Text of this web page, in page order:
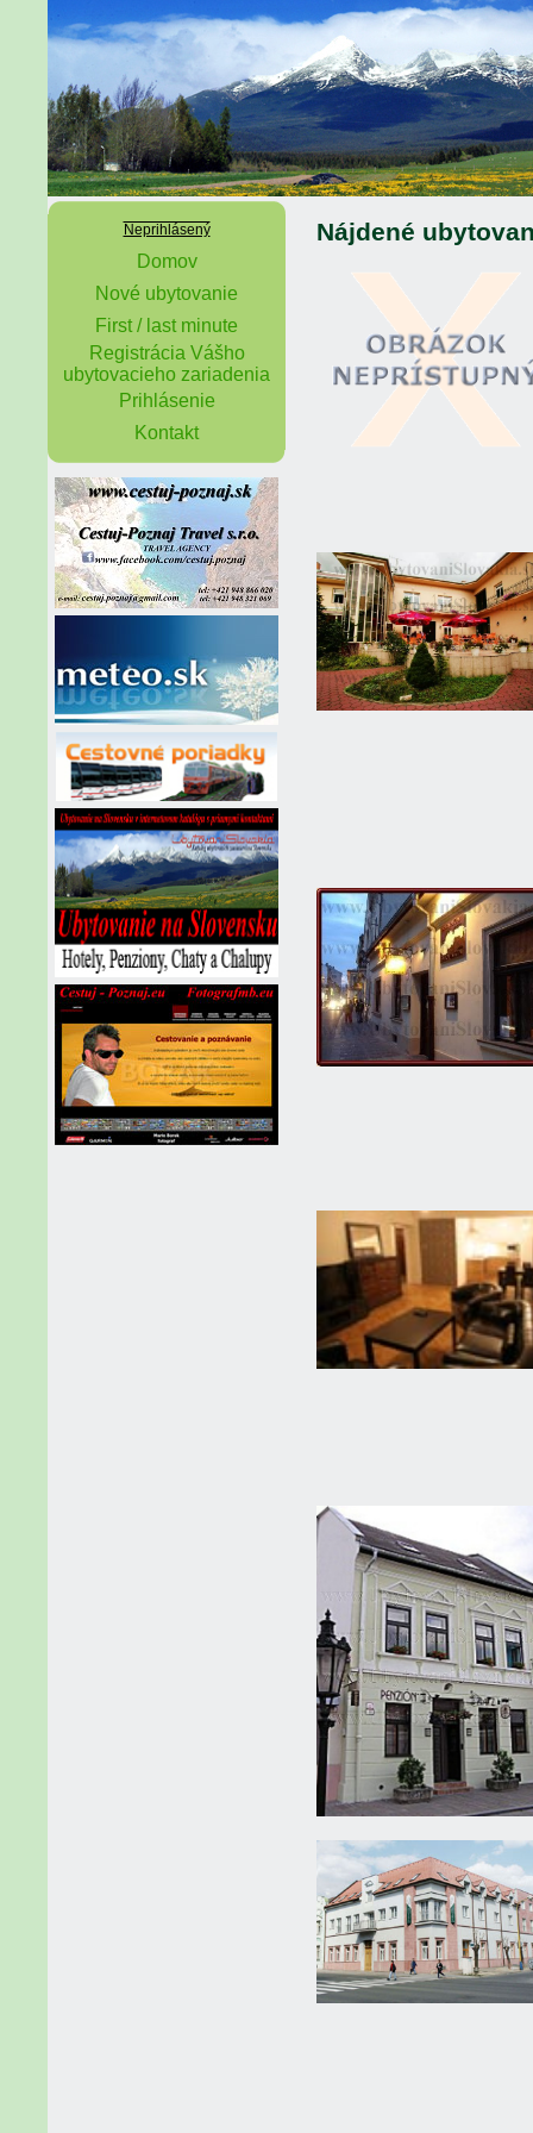
Neprihlásený
Domov
Nové ubytovanie
First / last minute
Registrácia Vášho
ubytovacieho zariadenia
Prihlásenie
Kontakt
Nájdené